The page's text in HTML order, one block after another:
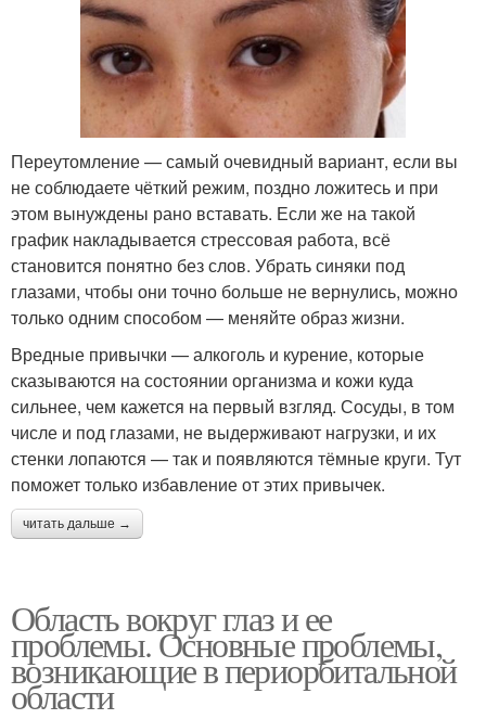
Переутомление — самый очевидный вариант, если вы
не соблюдаете чёткий режим, поздно ложитесь и при
этом вынуждены рано вставать. Если же на такой
график накладывается стрессовая работа, всё
становится понятно без слов. Убрать синяки под
глазами, чтобы они точно больше не вернулись, можно
только одним способом — меняйте образ жизни.
Вредные привычки — алкоголь и курение, которые
сказываются на состоянии организма и кожи куда
сильнее, чем кажется на первый взгляд. Сосуды, в том
числе и под глазами, не выдерживают нагрузки, и их
стенки лопаются — так и появляются тёмные круги. Тут
поможет только избавление от этих привычек.
читать дальше →
Область вокруг глаз и ее
проблемы. Основные проблемы,
возникающие в периорбитальной
области